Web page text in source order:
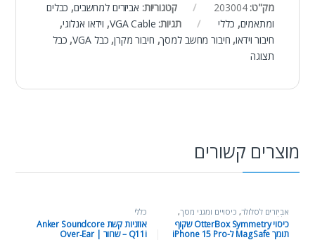
מק"ט:203004 קטגוריות: אביזרים למחשבים, כבלים
ומתאמים, כללי תגיות: VGA Cable
, וידאו אנלוגי,
חיבור וידאו, חיבור מחשב למסך, חיבור מקרן, כבל VGA , כבל
תצוגה
מוצרים קשורים
אביזרים לסלולר, כיסויים ומגני מסך,
כללי
כיסוי OtterBox Symmetry שקוף
תומך MagSafe ל-iPhone 15 Pro
כללי
אוזניות קשת Anker Soundcore
Q11i – שחור | Over‑Ear